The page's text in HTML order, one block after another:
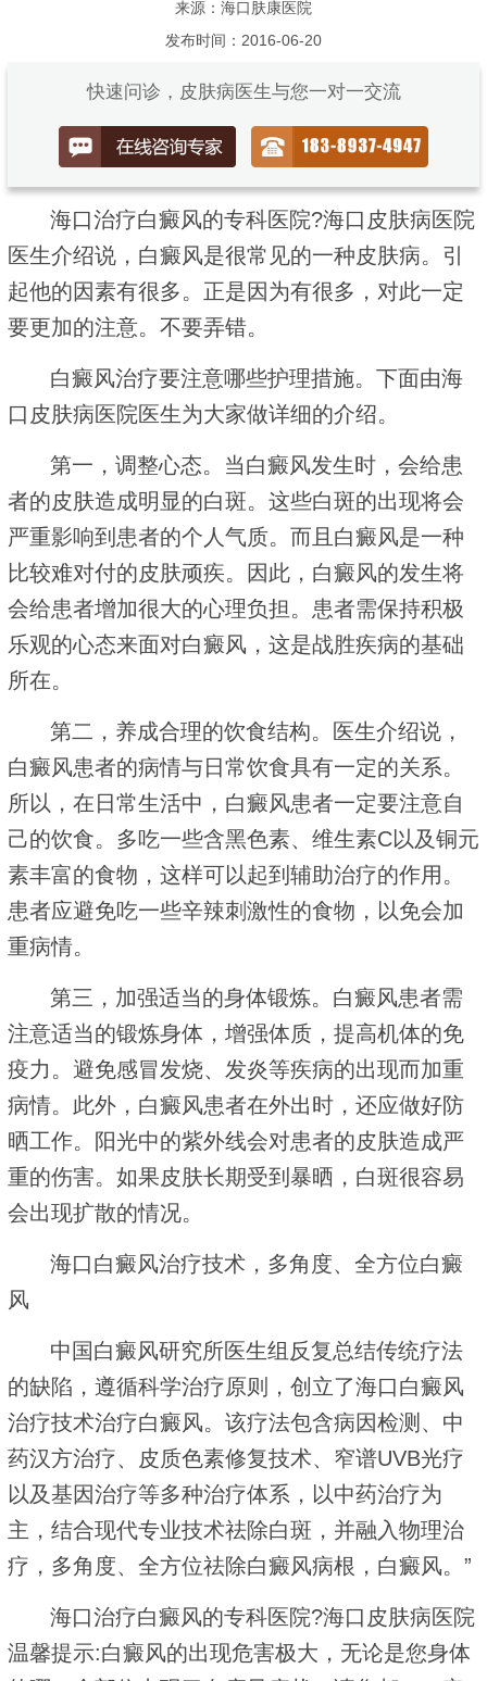
来源：海口肤康医院
发布时间：2016-06-20
快速问诊，皮肤病医生与您一对一交流
海口治疗白癜风的专科医院?海口皮肤病医院
医生介绍说，白癜风是很常见的一种皮肤病。引
起他的因素有很多。正是因为有很多，对此一定
要更加的注意。不要弄错。
白癜风治疗要注意哪些护理措施。下面由海
口皮肤病医院医生为大家做详细的介绍。
第一，调整心态。当白癜风发生时，会给患
者的皮肤造成明显的白斑。这些白斑的出现将会
严重影响到患者的个人气质。而且白癜风是一种
比较难对付的皮肤顽疾。因此，白癜风的发生将
会给患者增加很大的心理负担。患者需保持积极
乐观的心态来面对白癜风，这是战胜疾病的基础
所在。
第二，养成合理的饮食结构。医生介绍说，
白癜风患者的病情与日常饮食具有一定的关系。
所以，在日常生活中，白癜风患者一定要注意自
己的饮食。多吃一些含黑色素、维生素C以及铜元
素丰富的食物，这样可以起到辅助治疗的作用。
患者应避免吃一些辛辣刺激性的食物，以免会加
重病情。
第三，加强适当的身体锻炼。白癜风患者需
注意适当的锻炼身体，增强体质，提高机体的免
疫力。避免感冒发烧、发炎等疾病的出现而加重
病情。此外，白癜风患者在外出时，还应做好防
晒工作。阳光中的紫外线会对患者的皮肤造成严
重的伤害。如果皮肤长期受到暴晒，白斑很容易
会出现扩散的情况。
海口白癜风治疗技术，多角度、全方位白癜
风
中国白癜风研究所医生组反复总结传统疗法
的缺陷，遵循科学治疗原则，创立了海口白癜风
治疗技术治疗白癜风。该疗法包含病因检测、中
药汉方治疗、皮质色素修复技术、窄谱UVB光疗
以及基因治疗等多种治疗体系，以中药治疗为
主，结合现代专业技术祛除白斑，并融入物理治
疗，多角度、全方位祛除白癜风病根，白癜风。”
海口治疗白癜风的专科医院?海口皮肤病医院
温馨提示:白癜风的出现危害极大，无论是您身体